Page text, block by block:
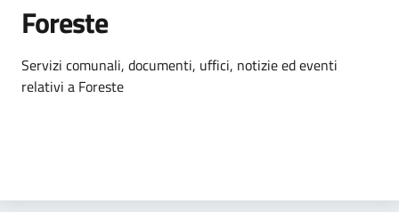
Foreste
Dettagli dell'argomento
Servizi comunali, documenti, uffici, notizie ed eventi
relativi a Foreste